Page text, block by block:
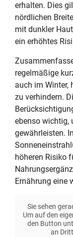
erhalten. Dies
nördlichen
mit dunkler
ein erhöhtes
regelmäßige
auch im Winter,
zu verhindern.
ebenso wichtig,
gewährleisten.
höheren Risiko
Ernährung eine
Sie sehen
Um auf den
den Button
an